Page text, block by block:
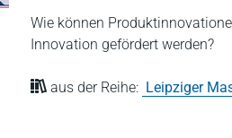
Wie können
Innovation gefördert werden?
aus der Reihe: Leipziger